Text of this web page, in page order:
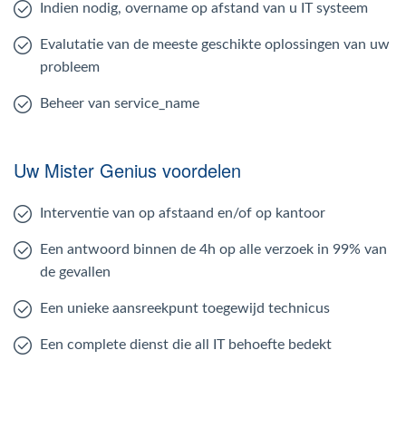
Indien nodig, overname op afstand van u IT systeem
Evalutatie van de meeste geschikte oplossingen van uw
probleem
Beheer van service_name
Uw Mister Genius voordelen
Interventie van op afstaand en/of op kantoor
Een antwoord binnen de 4h op alle verzoek in 99% van
de gevallen
Een unieke aansreekpunt toegewijd technicus
Een complete dienst die all IT behoefte bedekt